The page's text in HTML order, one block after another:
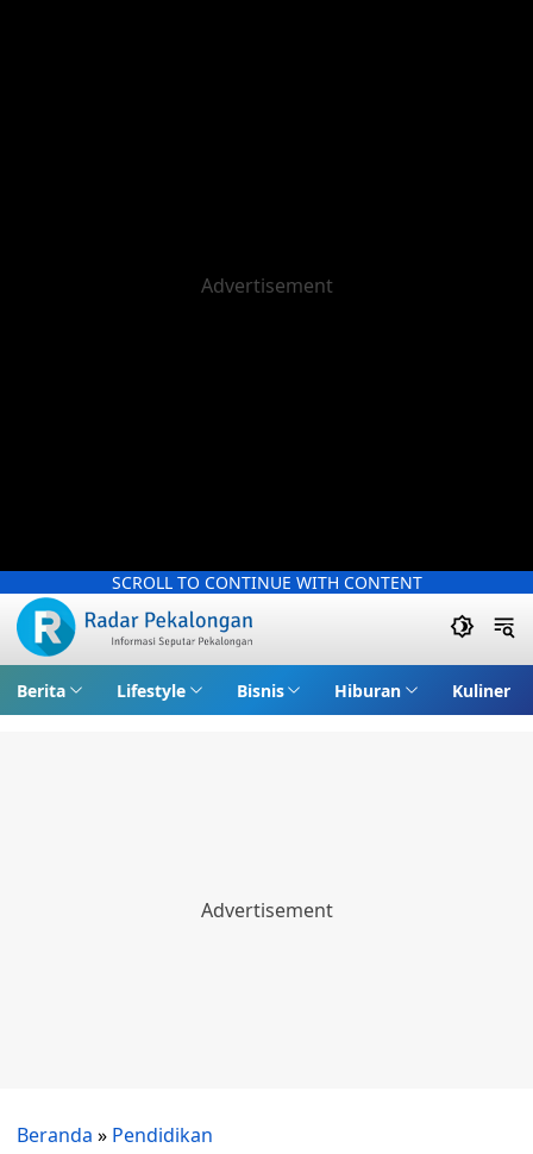
SCROLL TO CONTINUE WITH CONTENT
Berita Lifestyle Bisnis Hiburan Kuliner
Beranda » Pendidikan